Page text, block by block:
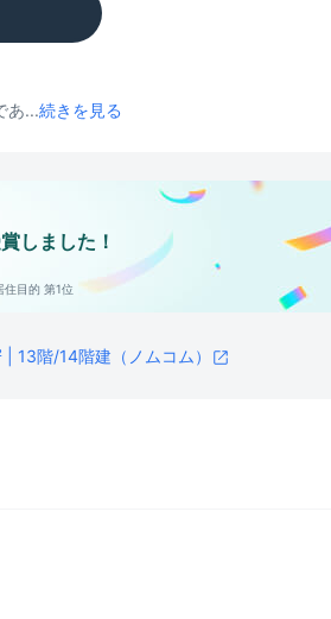
あ...続きを見る
しました！
住目的 第1位
13階/14階建（ノムコム）